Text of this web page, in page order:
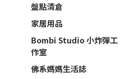
盤點清倉
家居用品
Bombi Studio 小炸彈工
作室
佛系媽媽生活誌